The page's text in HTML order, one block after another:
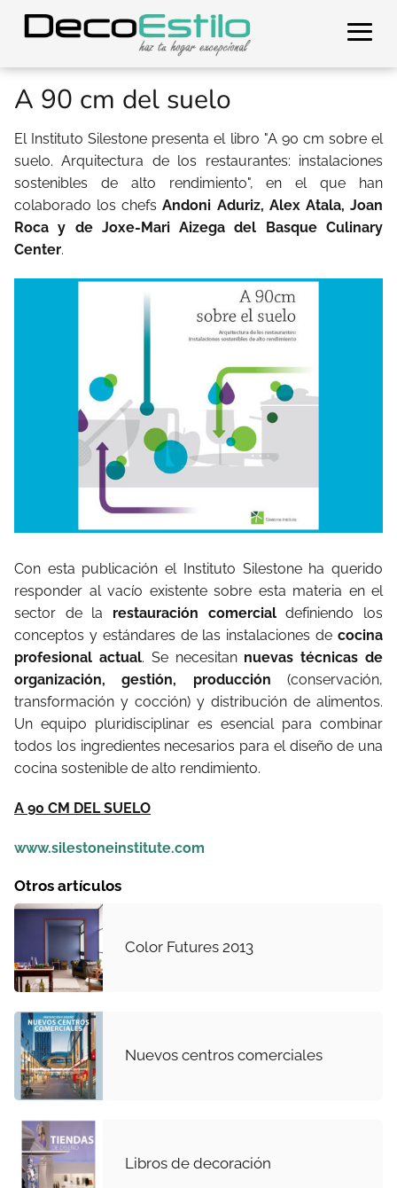
A 90 cm del suelo
El Instituto Silestone presenta el libro "A 90 cm sobre el
suelo. Arquitectura de los restaurantes: instalaciones
sostenibles de alto rendimiento", en el que han
colaborado los chefsAndoni Aduriz, Alex Atala, Joan
Roca y de Joxe-Mari Aizega del Basque Culinary
Center.
Con esta publicación el Instituto Silestone ha querido
responder al vacío existente sobre esta materia en el
sector de la restauración comercialdefiniendo los
conceptos y estándares de las instalaciones de cocina
profesional actual. Se necesitannuevas técnicas de
organización, gestión, producción (conservación,
transformación y cocción) y distribución de alimentos.
Un equipo pluridisciplinar es esencial para combinar
todos los ingredientes necesarios para el diseño de una
cocina sostenible de alto rendimiento.
A 90 CM DEL SUELO
www.silestoneinstitute.com
Otros artículos
Color Futures 2013
Nuevos centros comerciales
Libros de decoración